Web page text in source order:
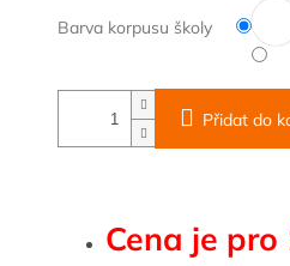
Barva korpusu školy
Přidat do
Cena je pro